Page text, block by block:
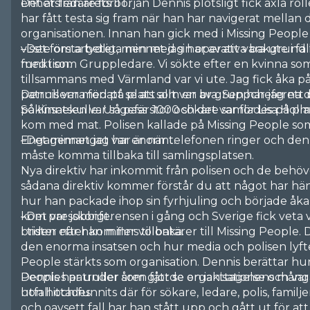
• Ledamot – 2 år
• Ledamot – 2 år
Revision:
• Revisor – 1 år
• Revisorssuppleant – 1 år
• Lekmannarevisor – 1 år
Valberedning:
• Tre ledamöter – 1 år, varav en sammankallande
• Suppleant – 1 år
Ordförande
• Dokumenterad styrelseerfarenhet eller
• Förmåga att driva strategiskt utvecklingsarbete
• God vana av att företräda en organisation externt
• Stark kommunikativ förmåga och en
• Erfarenhet av ideell sektor, krisberedskap eller
meriterande
Kassör
• Gedigen ekonomikompetens, gärna inom
enhetsledare för IT.
Det är från årets början Dennis plötsligt fick axla
har fått testa sig fram när han har navigerat mellan
organisationen. Innan han gick med i Missing
visste om arbetet, men med sin operativa
funktion.
–Det första tydliga minnet jag har av att vara ute i
med i som Gruppledare. Vi sökte efter en kvinna
tillsammans med Värmland var vi ute. Jag fick åka
patrullerna för att se att allt var bra. Sen har jag ett
Sökinsatsen var så pass stor och det var för Lisa
Dennis var med på plats som en av gruppcheferna
på Kinnekulle. Ungefär 1000 sökare samlades på
kom med mat. Polisen kallade på Missing People
Engagemanget var enormt.
–Det minnet jag har är när telefonen ringer och
måste komma tillbaka till samlingsplatsen.
Nya direktiv har inkommit från polisen och de
sådana direktiv kommer förstår du att något har
hur han packade ihop sin fyrhjuling och började
kom presskonferensen i gång och Sverige fick veta
brister när han minns tillbaka.
–Det var jobbigt.
I tiden efter kom fler volontärer till Missing People.
den enorma insatsen och hur media och polisen
People stärkts som organisation. Dennis berättar
Peoples patruller som gjorde en iakttagelse och
hon hittades.
Dennis har under åren fått se organisationens
utfall och funnits där för sökare, ledare, polis,